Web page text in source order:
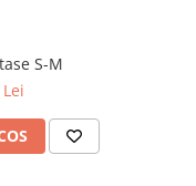
Rochie matase S-M